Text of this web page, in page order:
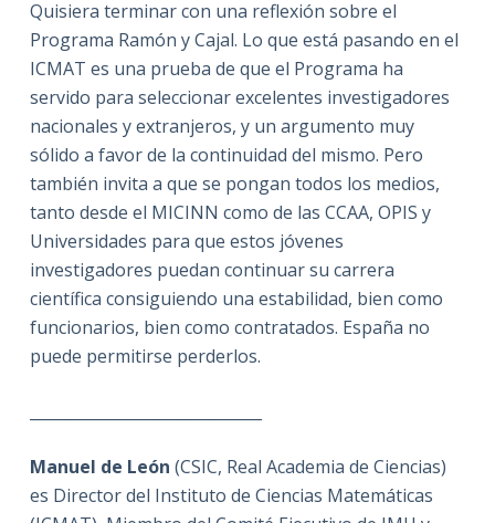
Quisiera terminar con una reflexión sobre el
Programa Ramón y Cajal. Lo que está pasando en el
ICMAT es una prueba de que el Programa ha
servido para seleccionar excelentes investigadores
nacionales y extranjeros, y un argumento muy
sólido a favor de la continuidad del mismo. Pero
también invita a que se pongan todos los medios,
tanto desde el MICINN como de las CCAA, OPIS y
Universidades para que estos jóvenes
investigadores puedan continuar su carrera
científica consiguiendo una estabilidad, bien como
funcionarios, bien como contratados. España no
puede permitirse perderlos.
Manuel de León (CSIC, Real Academia de Ciencias)
es Director del Instituto de Ciencias Matemáticas